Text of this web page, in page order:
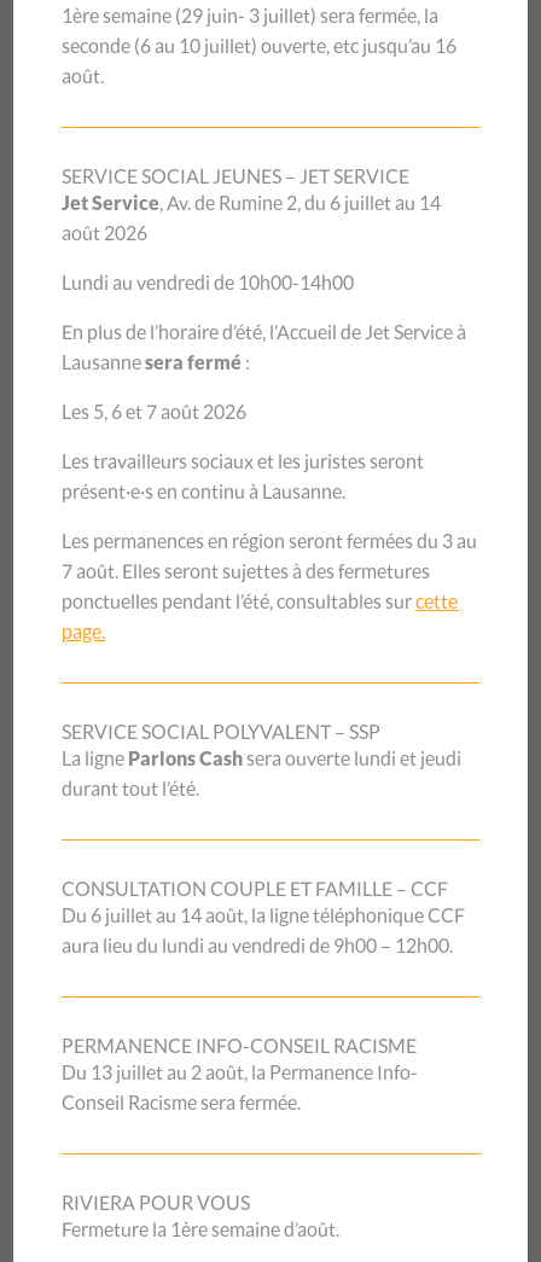
pour confronter le réseau social vaudois public et privé à la
question de la participation des publics concernés à la
définition des politiques sociales, un enjeu qui répond aux
LA PARTICIPATION DES PUBLICS DU TRAVAIL SOCIAL ?
opportunités quand on veut initier une démarche de
aide sociale ? Ce sont à ces questions que les professeures
Caroline Reynaud et Sophie Guerry de la Haute école de
travail social Fribourg, précurseuses en la matière, ont
personnes.
Le mot participation est polysémique. Pour notre part, nous
avons choisi cette définition : celle-ci est effective quand des
personnes concernées s’impliquent ou sont impliquées de
manière collective dans l’élaboration, la mise en œuvre et
l’évaluation des politiques qui les concernent
nécessaires afin d’éviter les risques de manipulations et
très importants en temps et en argent, ce qui est
malheureusement très souvent sous-évalué
récents touchant au domaine de la pauvreté (avec un axe
intervention, formation, recherche) qui ont permis aux
participantes et aux participants de bénéficier des apports
1ère semaine (29 juin- 3 juillet) sera fermée, la
seconde (6 au 10 juillet) ouverte, etc jusqu’au 16
août.
SERVICE SOCIAL JEUNES – JET SERVICE
Jet Service, Av. de Rumine 2, du 6 juillet au 14
août 2026
Lundi au vendredi de 10h00-14h00
En plus de l’horaire d’été, l’Accueil de Jet Service à
Lausannesera fermé :
Les 5, 6 et 7 août 2026
Les travailleurs sociaux et les juristes seront
présent·e·s en continu à Lausanne.
Les permanences en région seront fermées du 3 au
7 août. Elles seront sujettes à des fermetures
ponctuelles pendant l’été, consultables surcette
page.
SERVICE SOCIAL POLYVALENT – SSP
La ligne Parlons Cashsera ouverte lundi et jeudi
durant tout l’été.
CONSULTATION COUPLE ET FAMILLE – CCF
Du 6 juillet au 14 août, la ligne téléphonique CCF
aura lieu du lundi au vendredi de 9h00 – 12h00.
PERMANENCE INFO-CONSEIL RACISME
Du 13 juillet au 2 août, la Permanence Info-
Conseil Racisme sera fermée.
RIVIERA POUR VOUS
Fermeture la 1ère semaine d’août.